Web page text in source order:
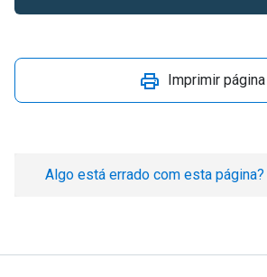
Imprimir página
Algo está errado com esta página?